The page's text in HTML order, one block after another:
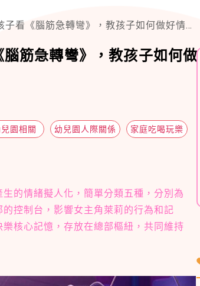
《腦筋急轉彎》，教孩子如何做好情緒管理
筋急轉彎》，教孩子如何做
園相關 幼兒園人際關係 家庭吃喝玩樂
的情緒擬人化，簡單分類五種，分別為
控制台，影響女主角萊莉的行為和記
核心記憶，存放在總部樞紐，共同維持